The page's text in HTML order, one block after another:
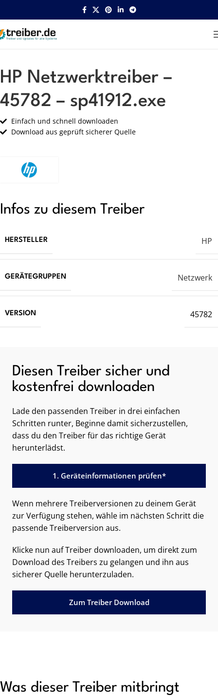
Startseite HP Netzwerk
HP Netzwerktreiber –
45782 – sp41912.exe
Einfach und schnell downloaden
Download aus geprüft sicherer Quelle
Infos zu diesem Treiber
HERSTELLER HP
GERÄTEGRUPPEN Netzwerk
VERSION 45782
Diesen Treiber sicher und
kostenfrei downloaden
Lade den passenden Treiber in drei einfachen
Schritten runter, Beginne damit sicherzustellen,
dass du den Treiber für das richtige Gerät
herunterlädst.
1. Geräteinformationen prüfen*
Wenn mehrere Treiberversionen zu deinem Gerät
zur Verfügung stehen, wähle im nächsten Schritt die
passende Treiberversion aus.
Klicke nun auf Treiber downloaden, um direkt zum
Download des Treibers zu gelangen und ihn aus
sicherer Quelle herunterzuladen.
Zum Treiber Download
Was dieser Treiber mitbringt